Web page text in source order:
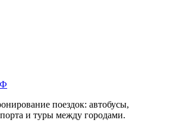
поездок: автобусы,
и туры между городами.